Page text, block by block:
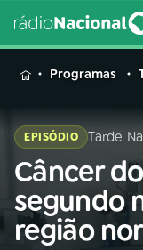
MENU
Buscar
na
Rádio
Nacional
Programas
EPISÓDIO Tarde
Câncer
segundo
região